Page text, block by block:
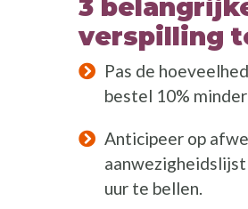
3
verspilling
Pas de
bestel 10%
Anticipeer op
uur te bellen.